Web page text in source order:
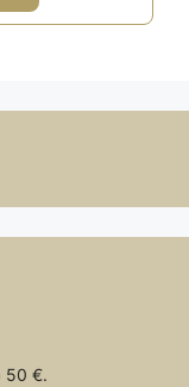
59,00 €.
50 €.